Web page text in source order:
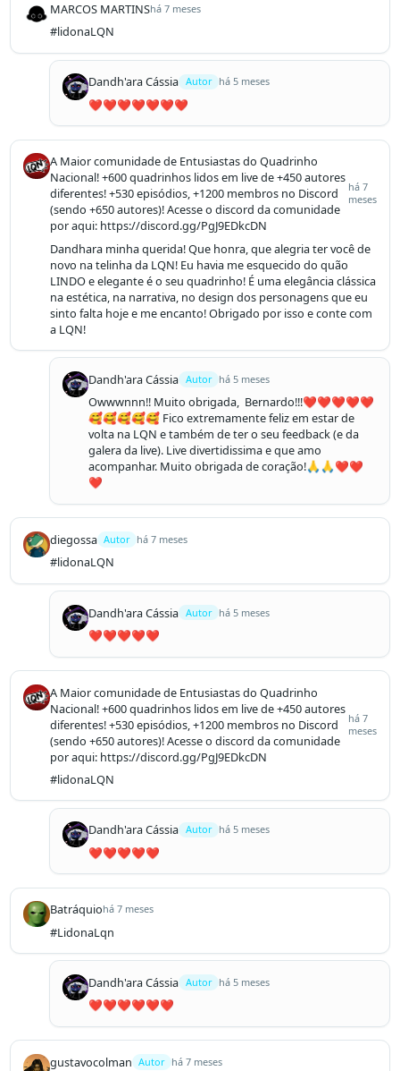
MARCOS MARTINShá 7 meses
#lidonaLQN
Dandh'ara Cássia Autor há 5 meses
❤️❤️❤️❤️❤️❤️❤️
A Maior comunidade de Entusiastas do Quadrinho
Nacional! +600 quadrinhos lidos em live de +450 autores
diferentes! +530 episódios, +1200 membros no Discord
(sendo +650 autores)! Acesse o discord da comunidade
por aqui: https://discord.gg/PgJ9EDkcDN
há 7
meses
Dandhara minha querida! Que honra, que alegria ter você de
novo na telinha da LQN! Eu havia me esquecido do quão
LINDO e elegante é o seu quadrinho! É uma elegância clássica
na estética, na narrativa, no design dos personagens que eu
sinto falta hoje e me encanto! Obrigado por isso e conte com
a LQN!
Dandh'ara Cássia Autor há 5 meses
Owwwnnn!! Muito obrigada,  Bernardo!!!❤️❤️❤️❤️❤️
🥰🥰🥰🥰🥰 Fico extremamente feliz em estar de
volta na LQN e também de ter o seu feedback (e da
galera da live). Live divertidissima e que amo
acompanhar. Muito obrigada de coração!🙏🙏❤️❤️
❤️
diegossa Autor há 7 meses
#lidonaLQN
Dandh'ara Cássia Autor há 5 meses
❤️❤️❤️❤️❤️
A Maior comunidade de Entusiastas do Quadrinho
Nacional! +600 quadrinhos lidos em live de +450 autores
diferentes! +530 episódios, +1200 membros no Discord
(sendo +650 autores)! Acesse o discord da comunidade
por aqui: https://discord.gg/PgJ9EDkcDN
há 7
meses
#lidonaLQN
Dandh'ara Cássia Autor há 5 meses
❤️❤️❤️❤️❤️
Batráquiohá 7 meses
#LidonaLqn
Dandh'ara Cássia Autor há 5 meses
❤️❤️❤️❤️❤️❤️
gustavocolman Autor há 7 meses